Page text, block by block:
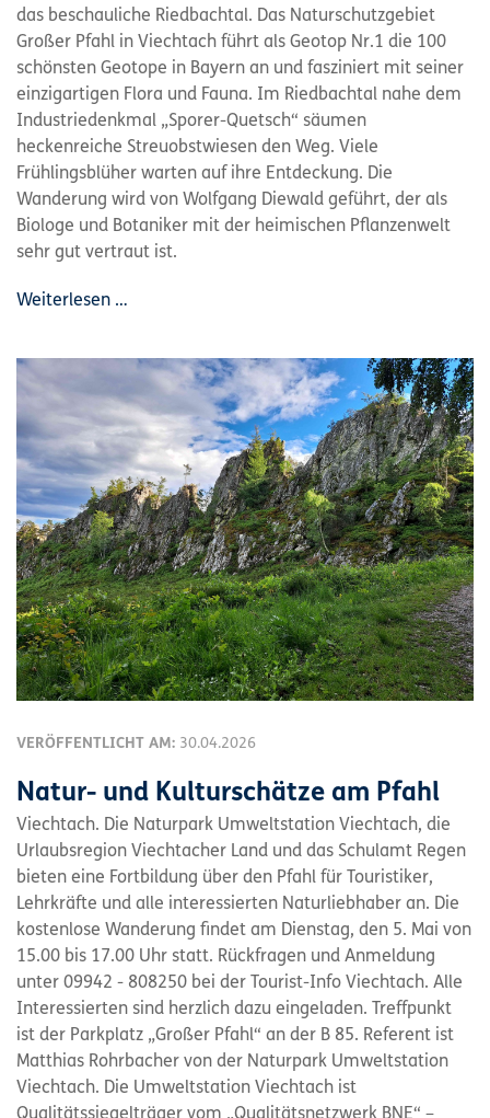
das beschauliche Riedbachtal. Das Naturschutzgebiet
Großer Pfahl in Viechtach führt als Geotop Nr.1 die 100
schönsten Geotope in Bayern an und fasziniert mit seiner
einzigartigen Flora und Fauna. Im Riedbachtal nahe dem
Industriedenkmal „Sporer-Quetsch“ säumen
heckenreiche Streuobstwiesen den Weg. Viele
Frühlingsblüher warten auf ihre Entdeckung. Die
Wanderung wird von Wolfgang Diewald geführt, der als
Biologe und Botaniker mit der heimischen Pflanzenwelt
sehr gut vertraut ist.
Weiterlesen …
VERÖFFENTLICHT AM: 30.04.2026
Natur- und Kulturschätze am Pfahl
Viechtach. Die Naturpark Umweltstation Viechtach, die
Urlaubsregion Viechtacher Land und das Schulamt Regen
bieten eine Fortbildung über den Pfahl für Touristiker,
Lehrkräfte und alle interessierten Naturliebhaber an. Die
kostenlose Wanderung findet am Dienstag, den 5. Mai von
15.00 bis 17.00 Uhr statt. Rückfragen und Anmeldung
unter 09942 - 808250 bei der Tourist-Info Viechtach. Alle
Interessierten sind herzlich dazu eingeladen. Treffpunkt
ist der Parkplatz „Großer Pfahl“ an der B 85. Referent ist
Matthias Rohrbacher von der Naturpark Umweltstation
Viechtach. Die Umweltstation Viechtach ist